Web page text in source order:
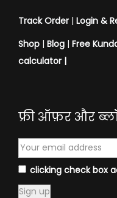
Track Order | Login &
Shop | Blog | Free
calculator |
फ्री ऑफ़र और
clicking check box